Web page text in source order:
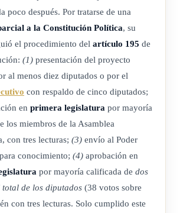
poco después. Por tratarse de una
a la Constitución Política, su
el procedimiento del artículo 195 de
(1) presentación del proyecto
al menos diez diputados o por el
con respaldo de cinco diputados;
en primera legislatura por mayoría
los miembros de la Asamblea
con tres lecturas; (3) envío al Poder
conocimiento; (4) aprobación en
por mayoría calificada de dos
total de los diputados (38 votos sobre
con tres lecturas. Solo cumplido este